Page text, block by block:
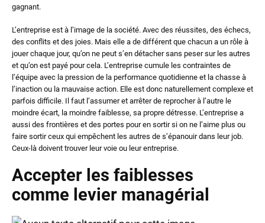
gagnant.
L’entreprise est à l’image de la société. Avec des réussites, des échecs,
des conflits et des joies. Mais elle a de différent que chacun a un rôle à
jouer chaque jour, qu’on ne peut s’en détacher sans peser sur les autres
et qu’on est payé pour cela. L’entreprise cumule les contraintes de
l’équipe avec la pression de la performance quotidienne et la chasse à
l’inaction ou la mauvaise action. Elle est donc naturellement complexe et
parfois difficile. Il faut l’assumer et arrêter de reprocher à l’autre le
moindre écart, la moindre faiblesse, sa propre détresse. L’entreprise a
aussi des frontières et des portes pour en sortir si on ne l’aime plus ou
faire sortir ceux qui empêchent les autres de s’épanouir dans leur job.
Ceux-là doivent trouver leur voie ou leur entreprise.
Accepter les faiblesses
comme levier managérial